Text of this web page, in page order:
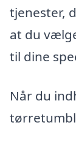
tjenester,
at du
til dine
Når du